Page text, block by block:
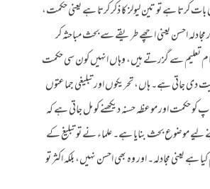
کرتا ہے تو تین لیولز کا ذکر کرتا ہے یعنی حکمت،
احسن یعنی اچھے طریقے سے بحث مباحثہ کر
تعلیم سے گزرتے ہیں، وہاں انہیں کون سی حکمت
دی جاتی ہے۔ ہاں، تحریکوں اور تبلیغی جماعتوں
کو حکمت اور موعظہ حسنہ دیکھنے کو مل جاتی ہے کہ
موضوع بحث بنایا ہے۔ علماء نے تو تبلیغ کے
یعنی مجادلہ۔ اور وہ بھی احسن نہیں، بلکہ اکثر تو